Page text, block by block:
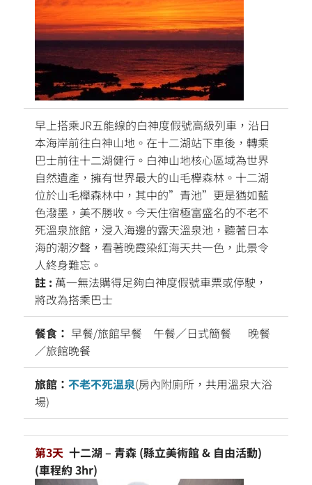
早上搭乘JR五能線的白神度假號高級列車，沿日
本海岸前往白神山地。在十二湖站下車後，轉乘
巴士前往十二湖健行。白神山地核心區域為世界
自然遺產，擁有世界最大的山毛櫸森林。十二湖
位於山毛櫸森林中，其中的”青池”更是猶如藍
色潑墨，美不勝收。今天住宿極富盛名的不老不
死溫泉旅館，浸入海邊的露天溫泉池，聽著日本
海的潮汐聲，看著晚霞染紅海天共一色，此景令
人終身難忘。
註 : 萬一無法購得足夠白神度假號車票或停駛，
將改為搭乘巴士
餐食： 早餐/旅館早餐 午餐／日式簡餐 晚餐
／旅館晚餐
旅館： 不老不死温泉(房內附廁所，共用溫泉大浴
場)
第3天 十二湖 – 青森 (縣立美術館 & 自由活動)
(車程約 3hr)